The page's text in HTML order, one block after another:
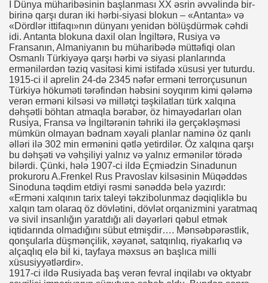
I Dünya müharibəsinin başlanması XX əsrin əvvəlində bir-
birinə qarşı duran iki hərbi-siyasi blokun – «Antanta» və
«Dördlər ittifaqı»nın dünyanı yenidən bölüşdürmək cəhdi
idi. Antanta blokuna daxil olan İngiltərə, Rusiya və
Fransanın, Almaniyanın bu müharibədə müttəfiqi olan
Osmanlı Türkiyəyə qarşı hərbi və siyasi planlarında
ermənilərdən təziq vasitəsi kimi istifadə xüsusi yer tuturdu.
1915-ci il aprelin 24-də 2345 nəfər erməni terrorçusunun
Türkiyə hökuməti tərəfindən həbsini soyqırım kimi qələmə
verən erməni kilsəsi və millətçi təşkilatları türk xalqına
dəhşətli böhtan atmaqla bərabər, öz himayədarları olan
Rusiya, Fransa və İngiltərənin təhriki ilə gerçəkləşməsi
mümkün olmayan bədnam xəyali planlar naminə öz qanlı
əlləri ilə 302 min ermənini qətlə yetirdilər. Öz xalqına qarşı
bu dəhşəti və vəhşiliyi yalnız və yalnız ermənilər törədə
bilərdi. Çünki, hələ 1907-ci ildə Eçmiədzin Sinadunun
prokuroru A.Frenkel Rus Pravoslav kilsəsinin Müqəddəs
Sinoduna təqdim etdiyi rəsmi sənəddə belə yazırdı:
«Erməni xalqının tarix taleyi təkzibolunmaz dəqiqliklə bu
xalqın tam olaraq öz dövlətini, dövlət orqanizmini yaratmaq
və sivil insanlığın yaratdığı ali dəyərləri qəbul etmək
iqtidarında olmadığını sübut etmişdir…. Mənsəbpərəstlik,
qonşularla düşmənçilik, xəyanət, satqınlıq, riyakarlıq və
alçaqlıq elə bil ki, tayfaya məxsus ən başlıca milli
xüsusiyyətlərdir».
1917-ci ildə Rusiyada baş verən fevral inqilabı və oktyabr